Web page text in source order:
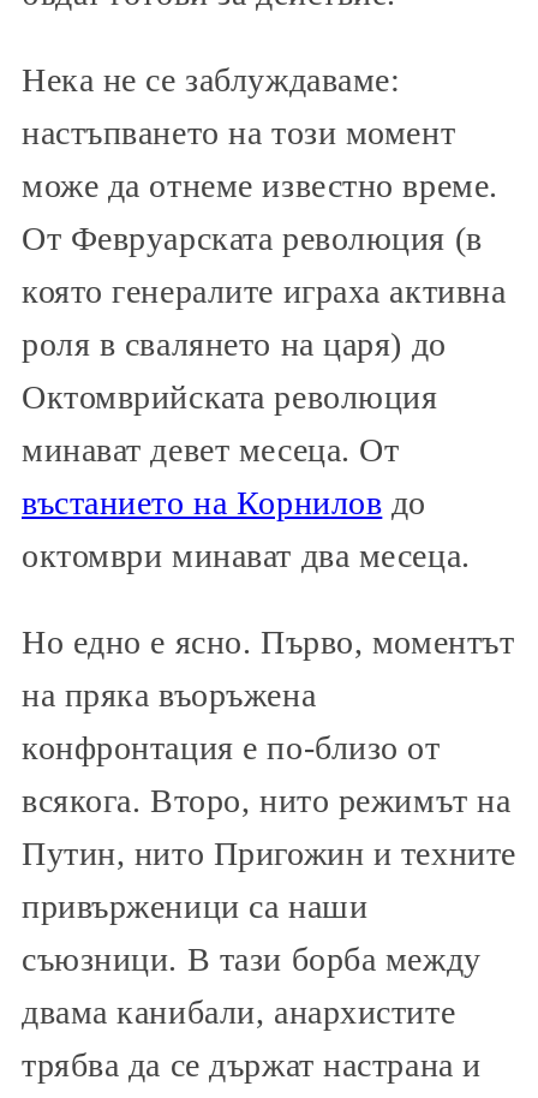
Нека не се заблуждаваме:
настъпването на този момент
може да отнеме известно време.
От Февруарската революция (в
която генералите играха активна
роля в свалянето на царя) до
Октомврийската революция
минават девет месеца. От
въстанието на Корнилов до
октомври минават два месеца.
Но едно е ясно. Първо, моментът
на пряка въоръжена
конфронтация е по-близо от
всякога. Второ, нито режимът на
Путин, нито Пригожин и техните
привърженици са наши
съюзници. В тази борба между
двама канибали, анархистите
трябва да се държат настрана и